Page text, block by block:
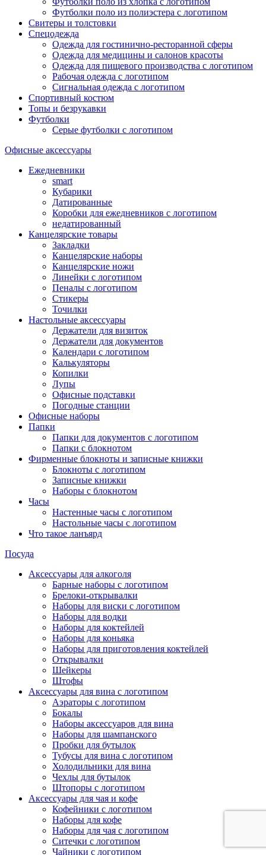
Футболки поло из полиэстера с логотипом
Свитеры и толстовки
Спецодежда
Одежда для гостинично-ресторанной сферы
Одежда для медицины и салонов красоты
Одежда для пищевого производства с логотипом
Рабочая одежда с логотипом
Сигнальная одежда с логотипом
Спортивный костюм
Топы и безрукавки
Футболки
Серые футболки с логотипом
Офисные аксессуары
Ежедневники
smart
Кубарики
Датированные
Коробки для ежедневников с логотипом
недатированный
Канцелярские товары
Закладки
Канцелярские наборы
Канцелярские ножи
Линейки с логотипом
Пеналы с логотипом
Стикеры
Точилки
Настольные аксессуары
Держатели для визиток
Держатели для документов
Календари с логотипом
Калькуляторы
Копилки
Лупы
Офисные подставки
Погодные станции
Офисные наборы
Папки
Папки для документов с логотипом
Папки с блокнотом
Фирменные блокноты и записные книжки
Блокноты с логотипом
Записные книжки
Наборы с блокнотом
Часы
Настенные часы с логотипом
Настольные часы с логотипом
Что такое ланъярд
Посуда
Аксессуары для алкоголя
Барные наборы с логотипом
Брелоки-открывалки
Наборы для виски с логотипом
Наборы для водки
Наборы для коктейлей
Наборы для коньяка
Наборы для приготовления коктейлей
Открывалки
Шейкеры
Штофы
Аксессуары для вина с логотипом
Аэраторы с логотипом
Бокалы
Наборы аксессуаров для вина
Наборы для шампанского
Пробки для бутылок
Тубусы для вина с логотипом
Холодильники для вина
Чехлы для бутылок
Штопоры с логотипом
Аксессуары для чая и кофе
Кофейники с логотипом
Наборы для кофе
Наборы для чая с логотипом
Ситечки с логотипом
Чайники с логотипом